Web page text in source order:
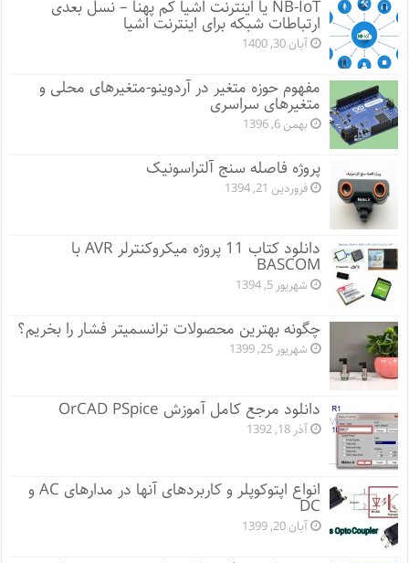
NB-IoT یا اینترنت اشیا کم پهنا – نسل بعدی
ارتباطات شبکه برای اینترنت اشیا
آبان 30, 1400
مفهوم حوزه متغیر در آردوینو-متغیرهای محلی و
متغیرهای سراسری
بهمن 6, 1396
پروژه فاصله سنج آلتراسونیک
فروردین 21, 1394
دانلود کتاب 11 پروژه میکروکنترلر AVR با
BASCOM
شهریور 5, 1394
چگونه بهترین محصولات ترانسمیتر فشار را بخریم؟
شهریور 25, 1399
دانلود مرجع کامل آموزش OrCAD PSpice
آذر 18, 1392
انواع اپتوکوپلر و کاربردهای آنها در مدارهای AC و
DC
آبان 20, 1399